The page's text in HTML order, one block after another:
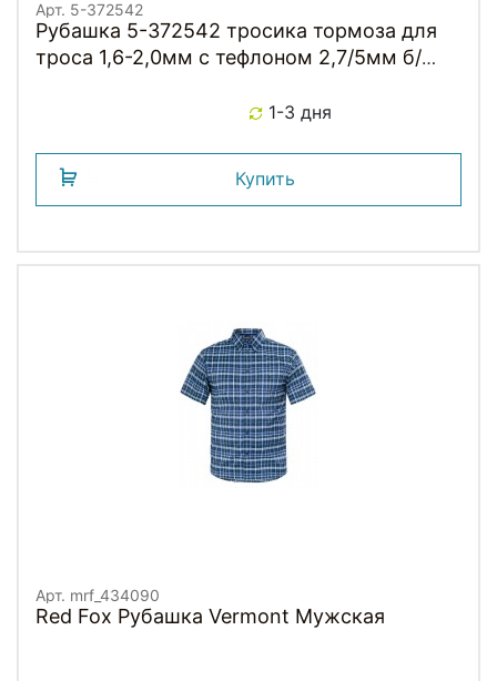
Арт. 5-372542
Рубашка 5-372542 тросика тормоза для
троса 1,6-2,0мм с тефлоном 2,7/5мм б/
1-3 дня
Купить
Арт. mrf_434090
Red Fox Рубашка Vermont Мужская